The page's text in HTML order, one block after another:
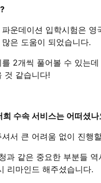
운데이션 입학시험은
은 도움이 되었습니다.
2개씩 풀어볼 수 있는
것 같습니다!
수속 서비스는 어떠셨
서 큰 어려움 없이 진행
과 같은 중요한 부분들
리마인드 해주셨습니다.